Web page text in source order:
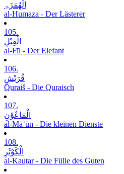
الْھُمَزَۃِ
al-Humaza - Der Lästerer
105.
الْفِیْلِ
al-Fīl - Der Elefant
106.
قُرَیْشٍ
Quraiš - Die Quraisch
107.
الْمَاعُوْنِ
al-Māʿūn - Die kleinen Dienste
108.
الْکَوْثَرِ
al-Kauṯar - Die Fülle des Guten